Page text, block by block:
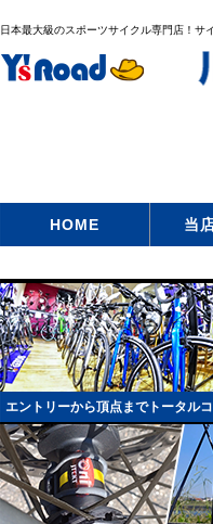
日本最大級のスポーツサイクル専門店！
HOME 当
エントリーから頂点までトータル